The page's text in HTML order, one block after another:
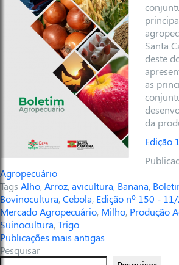
Santa
deste
as
da
Edição
Agropecuário
Tags Alho,Arroz,avicultura, Banana,
Bovinocultura,Cebola, Edição nº 150 -
Mercado Agropecuário, Milho, Produção
Suinocultura,Trigo
Publicações mais antigas
Pesquisar